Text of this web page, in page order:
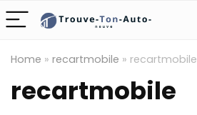
Home » recartmobile » recartmobile
recartmobile